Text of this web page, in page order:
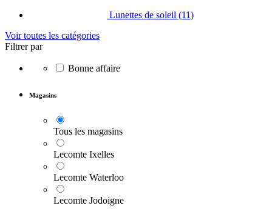
Lunettes de soleil (11)
Voir toutes les catégories
Filtrer par
Bonne affaire
Magasins
Tous les magasins
Lecomte Ixelles
Lecomte Waterloo
Lecomte Jodoigne